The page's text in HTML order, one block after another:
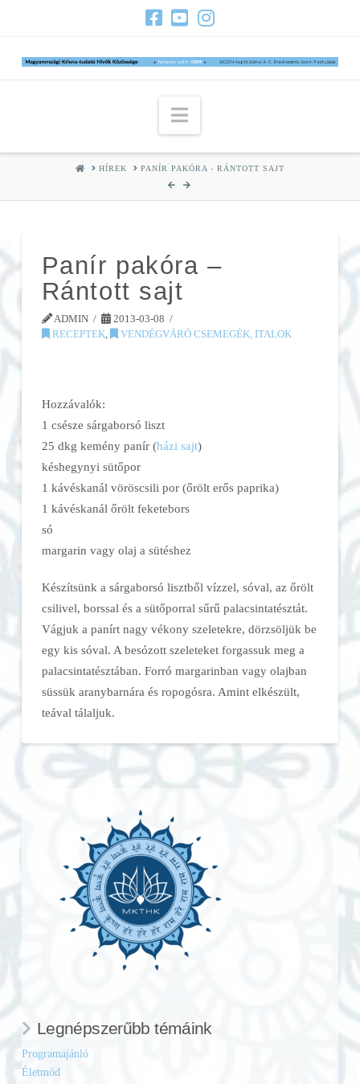
Navigation
HOMEHÍREK PANÍR PAKÓRA - RÁNTOTT SAJT
Panír pakóra –
Rántott sajt
ADMIN
2013-03-08
RECEPTEK, VENDÉGVÁRÓ CSEMEGÉK, ITALOK
Hozzávalók:
1 csésze sárgaborsó liszt
25 dkg kemény panír (házi sajt)
késhegynyi sütőpor
1 kávéskanál vöröscsili por (őrölt erős paprika)
1 kávéskanál őrölt feketebors
só
margarin vagy olaj a sütéshez
Készítsünk a sárgaborsó lisztből vízzel, sóval, az őrölt
csilivel, borssal és a sütőporral sűrű palacsintatésztát.
Vágjuk a panírt nagy vékony szeletekre, dörzsöljük be
egy kis sóval. A besózott szeleteket forgassuk meg a
palacsintatésztában. Forró margarinban vagy olajban
süssük aranybarnára és ropogósra. Amint elkészült,
teával tálaljuk.
Legnépszerűbb témáink
Programajánló
Életmód